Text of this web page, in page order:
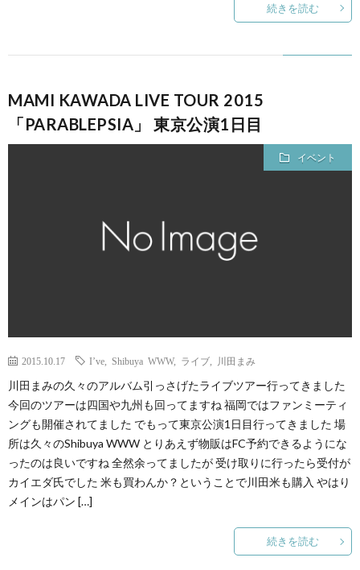
続きを読む
MAMI KAWADA LIVE TOUR 2015
「PARABLEPSIA」 東京公演1日目
イベント
2015.10.17 I’ve Shibuya WWW, ライブ 川田まみ
川田まみの久々のアルバム引っさげたライブツアー行ってきました
今回のツアーは四国や九州も回ってますね 福岡ではファンミーティ
ングも開催されてました でもって東京公演1日目行ってきました 場
所は久々のShibuya WWW とりあえず物販はFC予約できるようにな
ったのは良いですね 全然余ってましたが 受け取りに行ったら受付が
カイエダ氏でした 米も買わんか？ということで川田米も購入 やはり
メインはパン […]
続きを読む